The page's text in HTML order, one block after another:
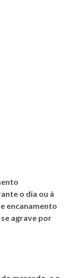
o dia ou à
encanamento
agrave por